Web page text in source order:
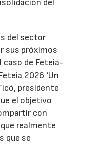
del
del sector
sus próximos
caso de Feteia-
2026 ‘Un
presidente
el objetivo
con
realmente
que se